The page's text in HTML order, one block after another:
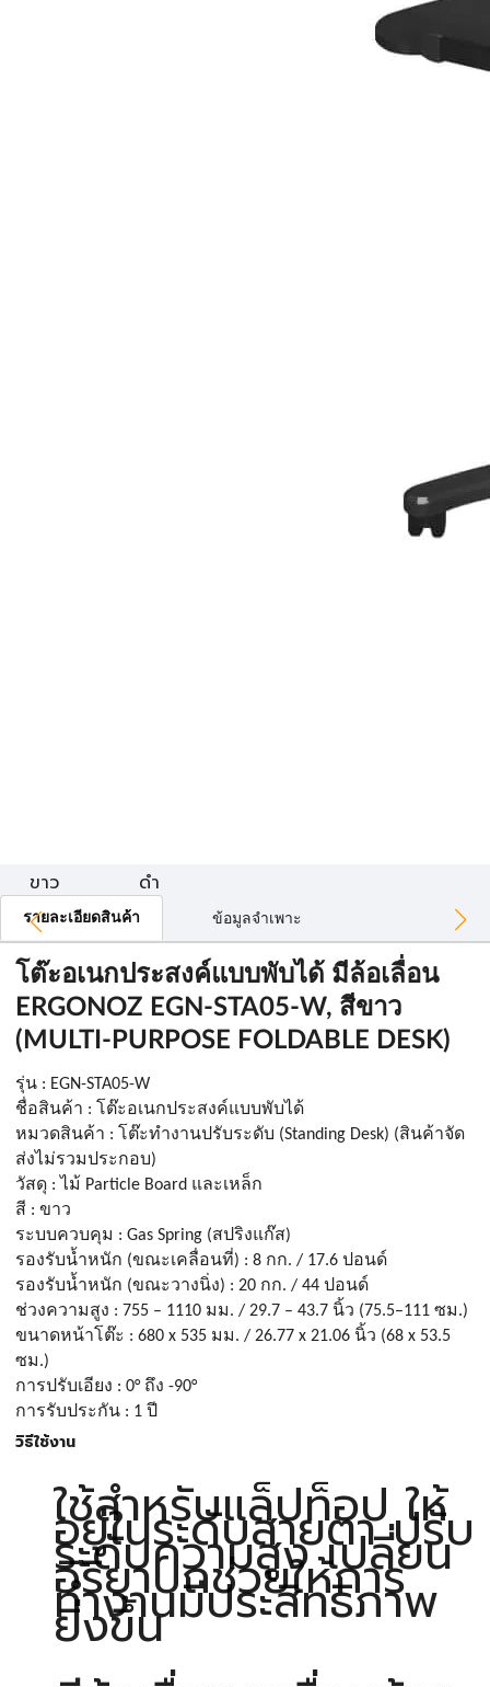
ขาว ดำ
รายละเอียดสินค้า ข้อมูลจำเพาะ
โต๊ะอเนกประสงค์แบบพับได้ มีล้อเลื่อน
ERGONOZ EGN-STA05-W, สีขาว
(MULTI-PURPOSE FOLDABLE DESK)
รุ่น : EGN-STA05-W
ชื่อสินค้า : โต๊ะอเนกประสงค์แบบพับได้
หมวดสินค้า : โต๊ะทำงานปรับระดับ (Standing Desk) (สินค้าจัด
ส่งไม่รวมประกอบ)
วัสดุ : ไม้ Particle Board และเหล็ก
สี : ขาว
ระบบควบคุม : Gas Spring (สปริงแก๊ส)
รองรับน้ำหนัก (ขณะเคลื่อนที่) : 8 กก. / 17.6 ปอนด์
รองรับน้ำหนัก (ขณะวางนิ่ง) : 20 กก. / 44 ปอนด์
ช่วงความสูง : 755 – 1110 มม. / 29.7 – 43.7 นิ้ว (75.5–111 ซม.)
ขนาดหน้าโต๊ะ : 680 x 535 มม. / 26.77 x 21.06 นิ้ว (68 x 53.5
ซม.)
การปรับเอียง : 0° ถึง -90°
การรับประกัน : 1 ปี
วิธีใช้งาน
ใช้สำหรับแล็ปท็อป ให้
อยู่ในระดับสายตา ปรับ
ระดับความสูง เปลี่ยน
อิริยาบถช่วยให้การ
ทำงานมีประสิทธิภาพ
ยิ่งขึ้น